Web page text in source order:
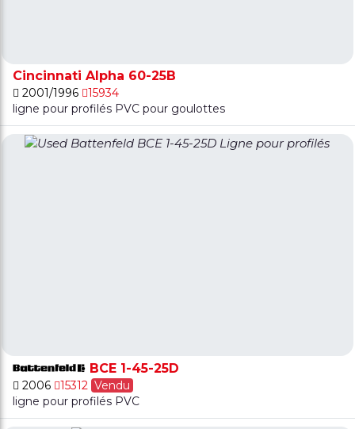
Cincinnati Alpha 60-25B
2001/1996
15934
ligne pour profilés PVC pour goulottes
BCE 1-45-25D
2006 15312 Vendu
ligne pour profilés PVC